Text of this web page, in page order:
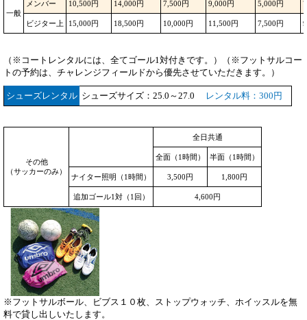
一般
メンバー 10,500円 14,000円 7,500円 9,000円 5,000円
ビジター上 15,000円 18,500円 10,000円 11,500円 7,500円
（※コートレンタルには、全てゴール1対付きです。）
（※フットサルコー
トの予約は、チャレンジフィールドから優先させていただきます。）
シューズレンタル シューズサイズ：25.0～27.0 レンタル料：300円
その他
（サッカーのみ）
全日共通
全面（1時間） 半面（1時間）
ナイター照明（1時間） 3,500円 1,800円
追加ゴール1対（1回） 4,600円
※フットサルボール、ビブス１０枚、ストップウォッチ、ホイッスルを無
料で貸し出しいたします。